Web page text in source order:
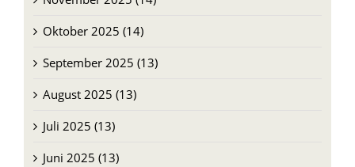
Oktober 2025 (14)
September 2025 (13)
August 2025 (13)
Juli 2025 (13)
Juni 2025 (13)